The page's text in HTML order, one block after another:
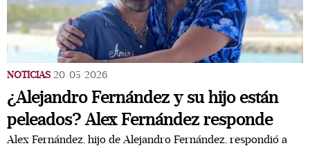
NOTICIAS 20/05/2026
¿Alejandro Fernández y su hijo están
peleados? Alex Fernández responde
Alex Fernández, hijo de Alejandro Fernández, respondió a